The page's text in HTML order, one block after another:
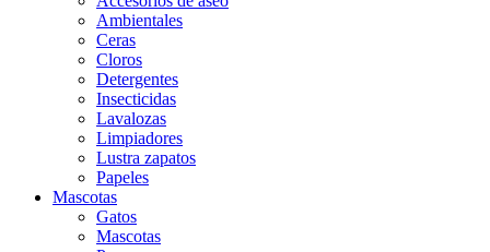
Ambientales
Ceras
Cloros
Detergentes
Insecticidas
Lavalozas
Limpiadores
Lustra zapatos
Papeles
Mascotas
Gatos
Mascotas